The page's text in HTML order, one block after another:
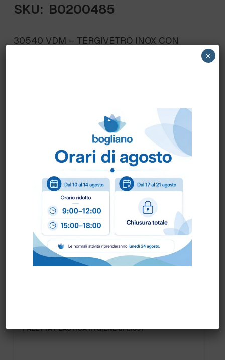
SKU: B0200485
30540 VDM – TERGIVETRO INOX CON
Come ordinare?
Puoi ordinare chiamando al 0172 478161 oppure
scrivendo una mail a
info@bogliano.it.
Per ogni informazione siamo a disposizione.
PALETTA PLASTICA HYGIENE art.1091
×